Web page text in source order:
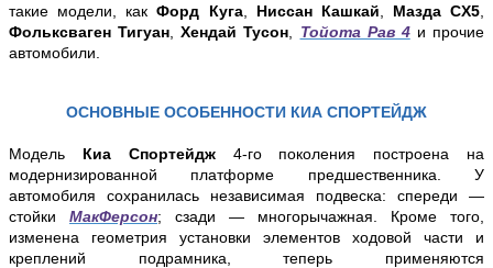
такие модели, какФорд Куга, Ниссан Кашкай Мазда CX5
Фольксваген Тигуан ,Хендай Тусон Тойота Рав 4и прочие
автомобили.
ОСНОВНЫЕ ОСОБЕННОСТИ КИА СПОРТЕЙДЖ
Модель Киа Спортейдж4-го поколения построена на
модернизированной платформе предшественника. У
автомобиля сохранилась независимая подвеска: спереди —
стойки МакФерсон; сзади — многорычажная. Кроме того,
изменена геометрия установки элементов ходовой части и
креплений подрамника, теперь применяются